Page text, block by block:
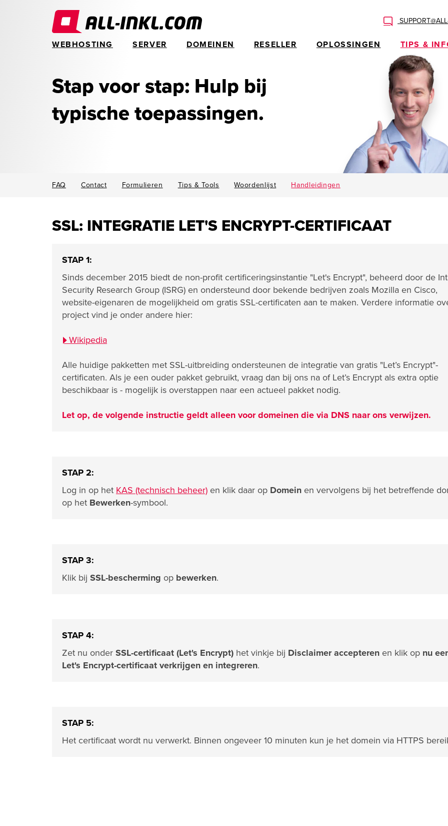
WEBHOSTING SERVER DOMEINEN RESELLER OPLOSSINGEN TIPS &
Stap voor stap: Hulp bij
typische toepassingen.
FAQ Contact Formulieren Tips & Tools Woordenlijst Handleidingen
SSL: INTEGRATIE LET'S ENCRYPT-CERTIFICAAT
STAP 1:
Sinds december 2015 biedt de non-profit certificeringsinstantie "Let's Encrypt", beheerd door de
Security Research Group (ISRG) en ondersteund door bekende bedrijven zoals Mozilla en Cisco,
website-eigenaren de mogelijkheid om gratis SSL-certificaten aan te maken. Verdere informatie
project vind je onder andere hier:
Wikipedia
Alle huidige pakketten met SSL-uitbreiding ondersteunen de integratie van gratis "Let’s Encrypt"-
certificaten. Als je een ouder pakket gebruikt, vraag dan bij ons na of Let’s Encrypt als extra optie
beschikbaar is - mogelijk is overstappen naar een actueel pakket nodig.
Let op, de volgende instructie geldt alleen voor domeinen die via DNS naar ons verwijzen.
STAP 2:
Log in op het KAS (technisch beheer) en klik daar op Domein en vervolgens bij het betreffende
op het Bewerken-symbool.
STAP 3:
Klik bij SSL-bescherming op bewerken.
STAP 4:
Zet nu onder SSL-certificaat (Let's Encrypt) het vinkje bij Disclaimer accepteren en klik op nu
Let's Encrypt-certificaat verkrijgen en integreren.
STAP 5:
Het certificaat wordt nu verwerkt. Binnen ongeveer 10 minuten kun je het domein via HTTPS